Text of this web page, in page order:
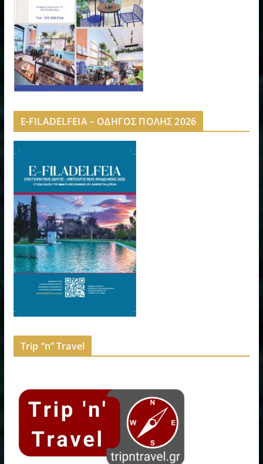
E-FILADELFEIA – ΟΔΗΓΟΣ ΠΟΛΗΣ 2026
Trip “n” Travel